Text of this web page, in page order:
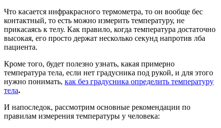
Что касается инфракрасного термометра, то он вообще бес
контактный, то есть можно измерить температуру, не
прикасаясь к телу. Как правило, когда температура достаточно
высокая, его просто держат несколько секунд напротив лба
пациента.
Кроме того, будет полезно узнать, какая примерно
температура тела, если нет градусника под рукой, и для этого
нужно понимать, как без градусника определить температуру
тела.
И напоследок, рассмотрим основные рекомендации по
правилам измерения температуры у человека: